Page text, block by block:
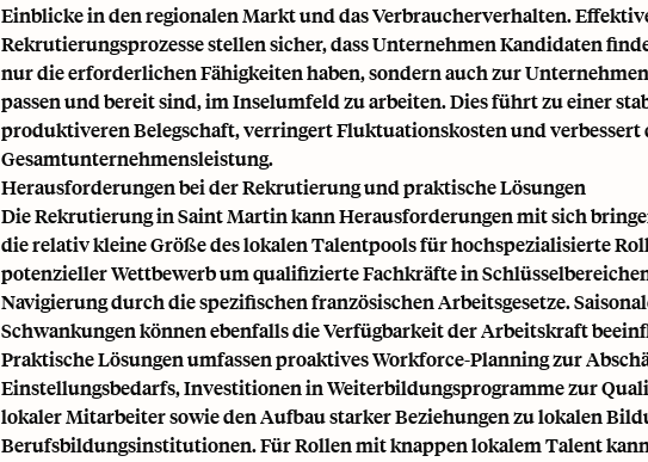
Einblicke in den regionalen Markt und das Verbraucherverhalten.
Rekrutierungsprozesse stellen sicher, dass Unternehmen Kandidaten
nur die erforderlichen Fähigkeiten haben, sondern auch zur
passen und bereit sind, im Inselumfeld zu arbeiten. Dies führt zu einer
produktiveren Belegschaft, verringert Fluktuationskosten und verbessert
Gesamtunternehmensleistung.
Herausforderungen bei der Rekrutierung und praktische Lösungen
Die Rekrutierung in Saint Martin kann Herausforderungen mit sich
die relativ kleine Größe des lokalen Talentpools für hochspezialisierte
potenzieller Wettbewerb um qualifizierte Fachkräfte in
Navigierung durch die spezifischen französischen Arbeitsgesetze.
Schwankungen können ebenfalls die Verfügbarkeit der Arbeitskraft
Praktische Lösungen umfassen proaktives Workforce-Planning zur
Einstellungsbedarfs, Investitionen in Weiterbildungsprogramme zur
lokaler Mitarbeiter sowie den Aufbau starker Beziehungen zu lokalen
Berufsbildungsinstitutionen. Für Rollen mit knappen lokalem Talent